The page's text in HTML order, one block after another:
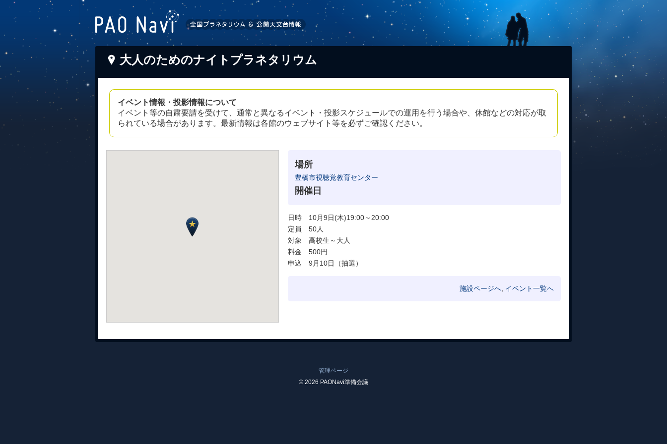
大人のためのナイトプラネタリウム
イベント情報・投影情報について
イベント等の自粛要請を受けて、通常と異なるイベント・投影スケジュールでの運用を行う場合や、休館などの対応が取
られている場合があります。最新情報は各館のウェブサイト等を必ずご確認ください。
場所
豊橋市視聴覚教育センター
開催日
日時 10月9日(木)19:00～20:00
定員 50人
対象 高校生～大人
料金 500円
申込 9月10日（抽選）
施設ページへ イベント一覧へ
管理ページ
© 2026 PAONavi準備会議